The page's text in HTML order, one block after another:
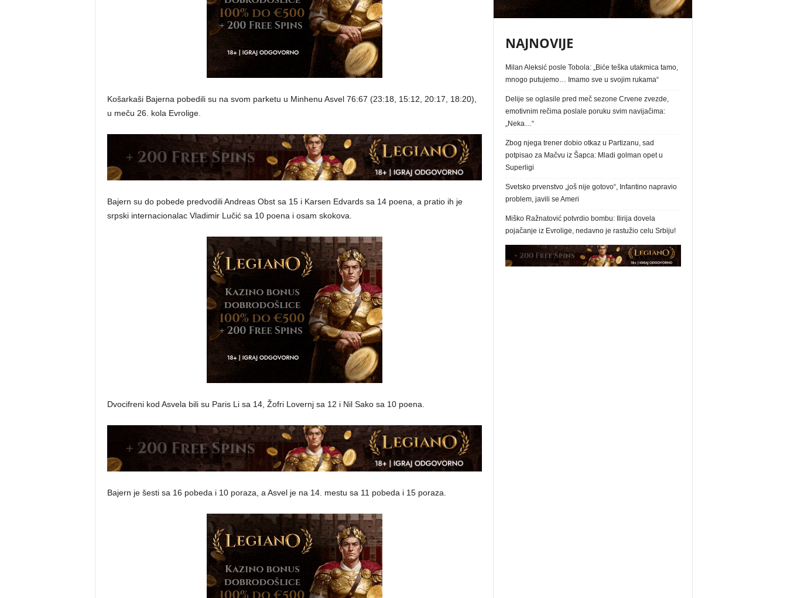
Košarkaši Bajerna pobedili su na svom parketu u Minhenu Asvel 76:67 (23:18, 15:12, 20:17, 18:20),
u meču 26. kola Evrolige.
Bajern su do pobede predvodili Andreas Obst sa 15 i Karsen Edvards sa 14 poena, a pratio ih je
srpski internacionalac Vladimir Lučić sa 10 poena i osam skokova.
Dvocifreni kod Asvela bili su Paris Li sa 14, Žofri Lovernj sa 12 i Nil Sako sa 10 poena.
Bajern je šesti sa 16 pobeda i 10 poraza, a Asvel je na 14. mestu sa 11 pobeda i 15 poraza.
NAJNOVIJE
Milan Aleksić posle Tobola: „Biće teška utakmica tamo,
mnogo putujemo… Imamo sve u svojim rukama“
Delije se oglasile pred meč sezone Crvene zvezde,
emotivnim rečima poslale poruku svim navijačima:
„Neka…“
Zbog njega trener dobio otkaz u Partizanu, sad
potpisao za Mačvu iz Šapca: Mladi golman opet u
Superligi
Svetsko prvenstvo „još nije gotovo“, Infantino napravio
problem, javili se Ameri
Miško Ražnatović potvrdio bombu: Ilirija dovela
pojačanje iz Evrolige, nedavno je rastužio celu Srbiju!